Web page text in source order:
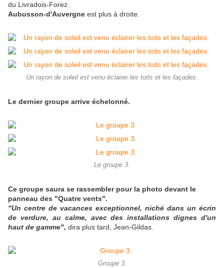
du Livradois-Forez.
Aubusson-d'Auvergne est plus à droite.
Un rayon de soleil est venu éclairer les toits et les façades.
Le dernier groupe arrive échelonné.
Le groupe 3.
Ce groupe saura se rassembler pour la photo devant le
panneau des "Quatre vents".
"Un centre de vacances exceptionnel, niché dans un écrin
de verdure, au calme, avec des installations dignes d'un
haut de gamme", dira plus tard, Jean-Gildas.
Groupe 3.